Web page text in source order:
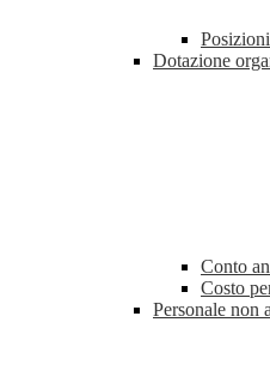
Dotazione
Conto
Costo
Personale non